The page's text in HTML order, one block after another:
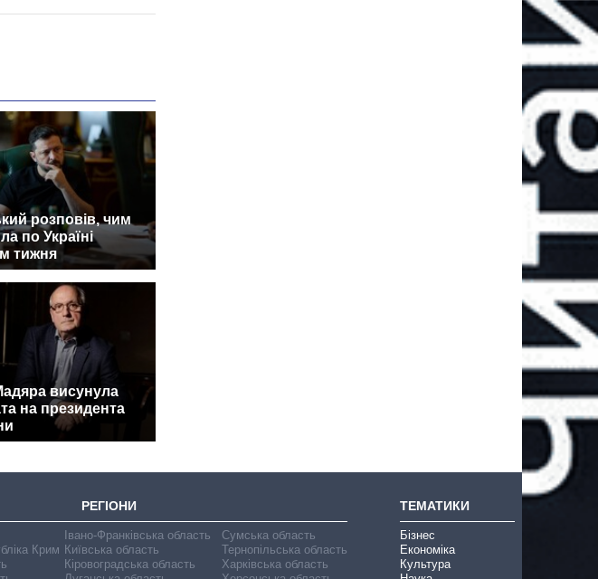
розповів, чим
по Україні
тижня
висунула
на президента
РЕГІОНИ
Крим
Івано-Франківська область
Київська область
Кіровоградська область
Сумська область
Тернопільська область
Харківська область
ТЕМАТИКИ
Бізнес
Економіка
Культура